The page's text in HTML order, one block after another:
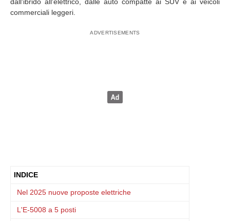
commerciali leggeri.
INDICE
Nel 2025 nuove proposte elettriche
L'E-5008 a 5 posti